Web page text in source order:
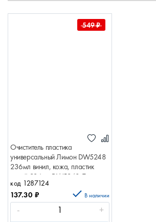
549₽
Очиститель пластика
универсальный Лимон DW5248
236мл винил, кожа, пластик
спрей 236мл DW5248 Лимон
DOCTORWAX
код 1287124
137.30 ₽ В наличии
- +